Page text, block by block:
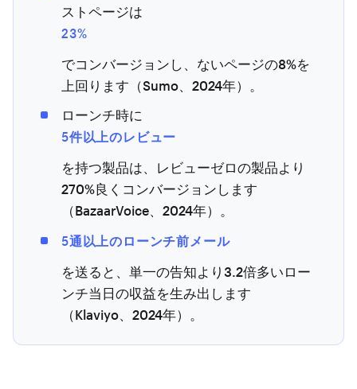
ストページは
23%
でコンバージョンし、ないページの8%を
上回ります（Sumo、2024年）。
ローンチ時に
5件以上のレビュー
を持つ製品は、レビューゼロの製品より
270%良くコンバージョンします
（BazaarVoice、2024年）。
5通以上のローンチ前メール
を送ると、単一の告知より3.2倍多いロー
ンチ当日の収益を生み出します
（Klaviyo、2024年）。